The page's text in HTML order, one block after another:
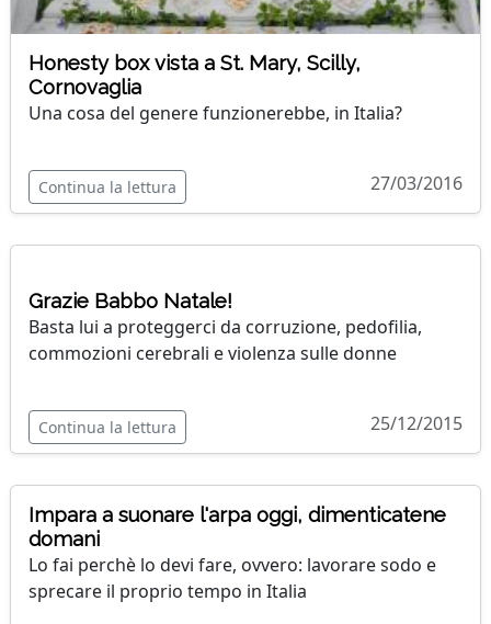
Honesty box vista a St. Mary, Scilly,
Cornovaglia
Una cosa del genere funzionerebbe, in Italia?
Continua la lettura 27/03/2016
Grazie Babbo Natale!
Basta lui a proteggerci da corruzione, pedofilia,
commozioni cerebrali e violenza sulle donne
Continua la lettura 25/12/2015
Impara a suonare l'arpa oggi, dimenticatene
domani
Lo fai perchè lo devi fare, ovvero: lavorare sodo e
sprecare il proprio tempo in Italia